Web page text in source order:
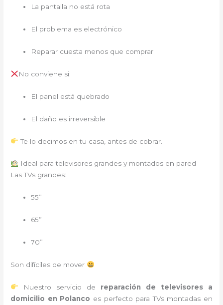
La pantalla no está rota
El problema es electrónico
Reparar cuesta menos que comprar
No conviene si:
El panel está quebrado
El daño es irreversible
Te lo decimos en tu casa, antes de cobrar.
Ideal para televisores grandes y montados en pared
Las TVs grandes:
55”
65”
70”
Son difíciles de mover
Nuestro servicio de reparación de televisores a
domicilio en Polanco es perfecto para TVs montadas en